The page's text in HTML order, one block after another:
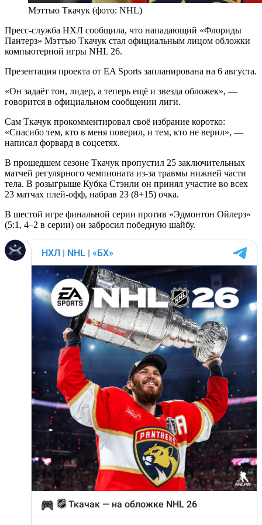
Мэттью Ткачук (фото: NHL)
Пресс-служба НХЛ сообщила, что нападающий «Флориды
Пантерз» Мэттью Ткачук стал официальным лицом обложки
компьютерной игры NHL 26.
Презентация проекта от EA Sports запланирована на 6 августа.
«Он задаёт тон, лидер, а теперь ещё и звезда обложек», —
говорится в официальном сообщении лиги.
Сам Ткачук прокомментировал своё избрание коротко:
«Спасибо тем, кто в меня поверил, и тем, кто не верил», —
написал форвард в соцсетях.
В прошедшем сезоне Ткачук пропустил 25 заключительных
матчей регулярного чемпионата из-за травмы нижней части
тела. В розыгрыше Кубка Стэнли он принял участие во всех
23 матчах плей-офф, набрав 23 (8+15) очка.
В шестой игре финальной серии против «Эдмонтон Ойлерз»
(5:1, 4–2 в серии) он забросил победную шайбу.